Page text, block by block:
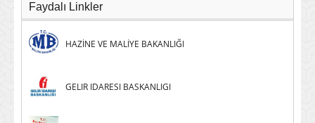
Faydalı Linkler
HAZİNE VE MALİYE BAKANLIĞI
GELIR IDARESI BASKANLIGI